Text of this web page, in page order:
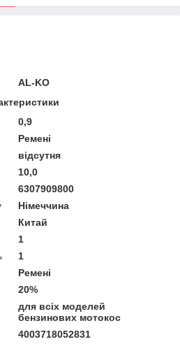
AL-KO
0,9
Ремені
відсутня
10,0
6307909800
Німеччина
Китай
1
1
Ремені
20%
для всіх моделей
бензинових мотокос
4003718052831